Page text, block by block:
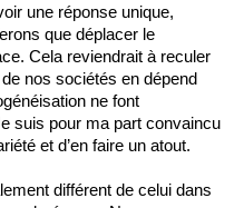
une réponse unique,
que déplacer le
Cela reviendrait à reculer
nos sociétés en dépend
ne font
suis pour ma part convaincu
et d’en faire un atout.
différent de celui dans